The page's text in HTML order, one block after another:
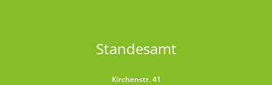
Standesamt
Kirchenstr. 41